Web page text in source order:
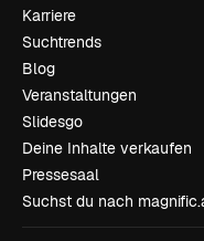
Karriere
Suchtrends
Blog
Veranstaltungen
Slidesgo
Deine Inhalte verkaufen
Pressesaal
Suchst du nach